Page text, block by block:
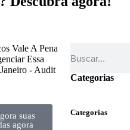
suas
agora
Categorias
Categorias